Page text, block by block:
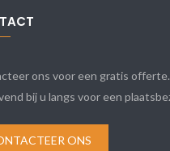
ons voor een gratis
bij u langs voor een
ONS